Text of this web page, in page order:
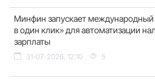
Минфин запускает международный
в один клик» для автоматизации
зарплаты
31-07-2026, 12:10 5